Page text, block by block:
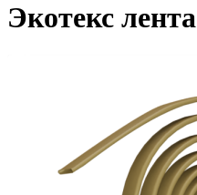
Экотекс лента